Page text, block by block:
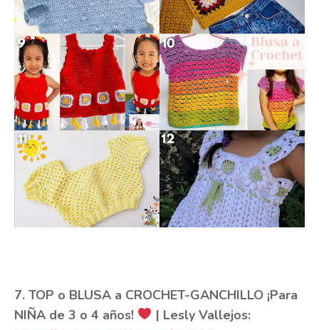
7. TOP o BLUSA a CROCHET-GANCHILLO ¡Para
NIÑA de 3 o 4 años!
| Lesly Vallejos: